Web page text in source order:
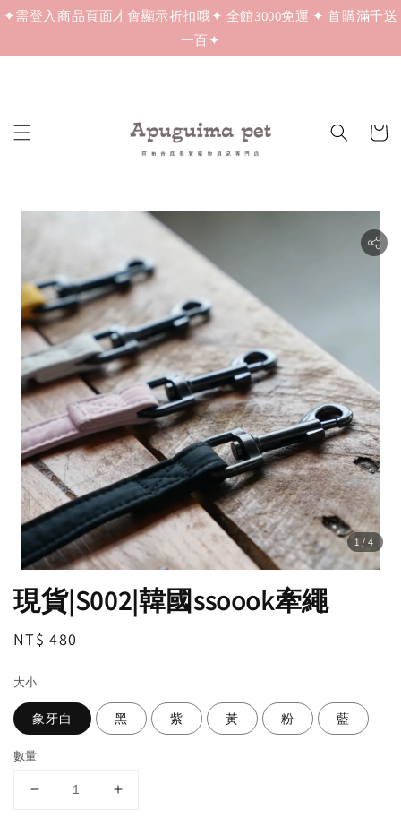
✦需登入商品頁面才會顯示折扣哦✦ 全館3000免運 ✦ 首購滿千送
一百✦
1 /4
現貨|S002|韓國ssoook牽繩
Regular
NT$ 480
大小
象牙白 黑 紫 黃 粉 藍
數量